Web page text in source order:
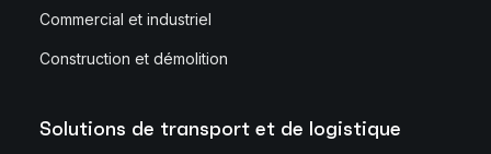
Commercial et industriel
Construction et démolition
Solutions de transport et de logistique